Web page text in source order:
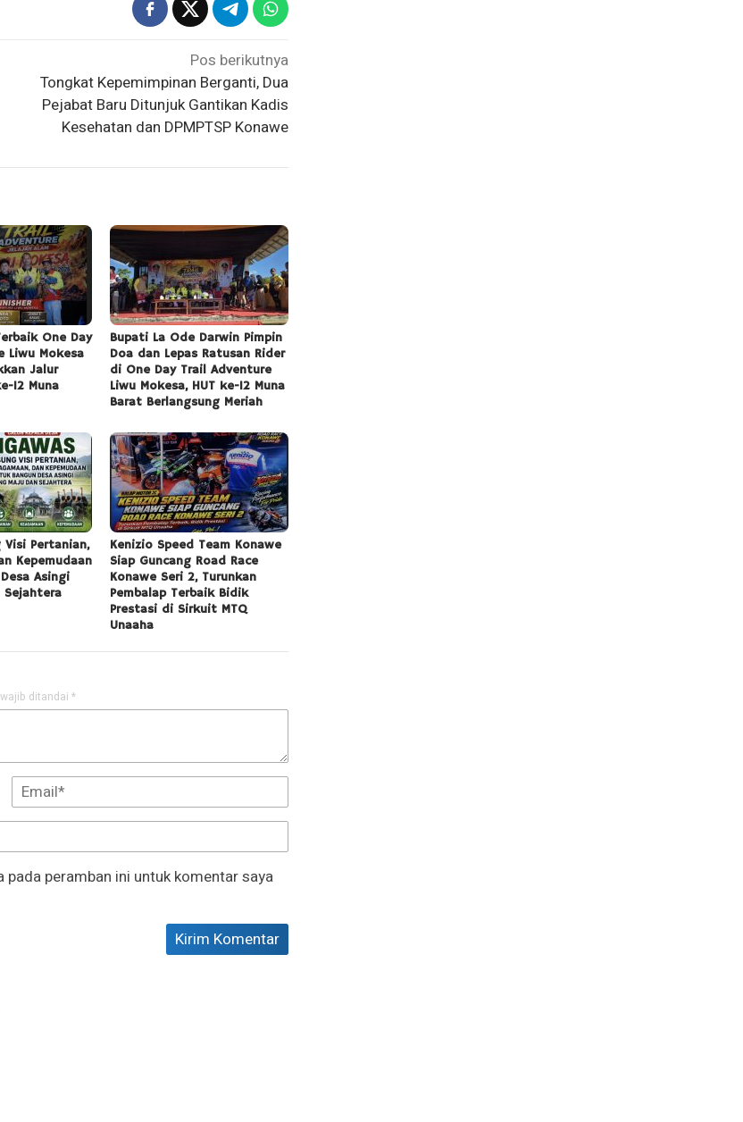
Pos berikutnya
Tongkat Kepemimpinan Berganti, Dua
Pejabat Baru Ditunjuk Gantikan Kadis
Kesehatan dan DPMPTSP Konawe
One Day
Liwu Mokesa
Jalur
12 Muna
Bupati La Ode Darwin Pimpin
Doa dan Lepas Ratusan Rider
di One Day Trail Adventure
Liwu Mokesa, HUT ke-12 Muna
Barat Berlangsung Meriah
Visi Pertanian,
Kepemudaan
Asingi
Sejahtera
Kenizio Speed Team Konawe
Siap Guncang Road Race
Konawe Seri 2, Turunkan
Pembalap Terbaik Bidik
Prestasi di Sirkuit MTQ
Unaaha
ditandai *
peramban ini untuk komentar saya